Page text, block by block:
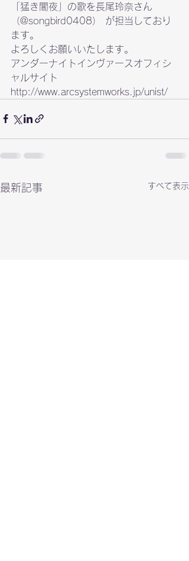
「猛き闇夜」の歌を長尾玲奈さん
（@songbird0408） が担当しており
ます。
よろしくお願いいたします。
アンダーナイトインヴァースオフィシ
http://www.arcsystemworks.jp/unist/
最新記事 すべて表示